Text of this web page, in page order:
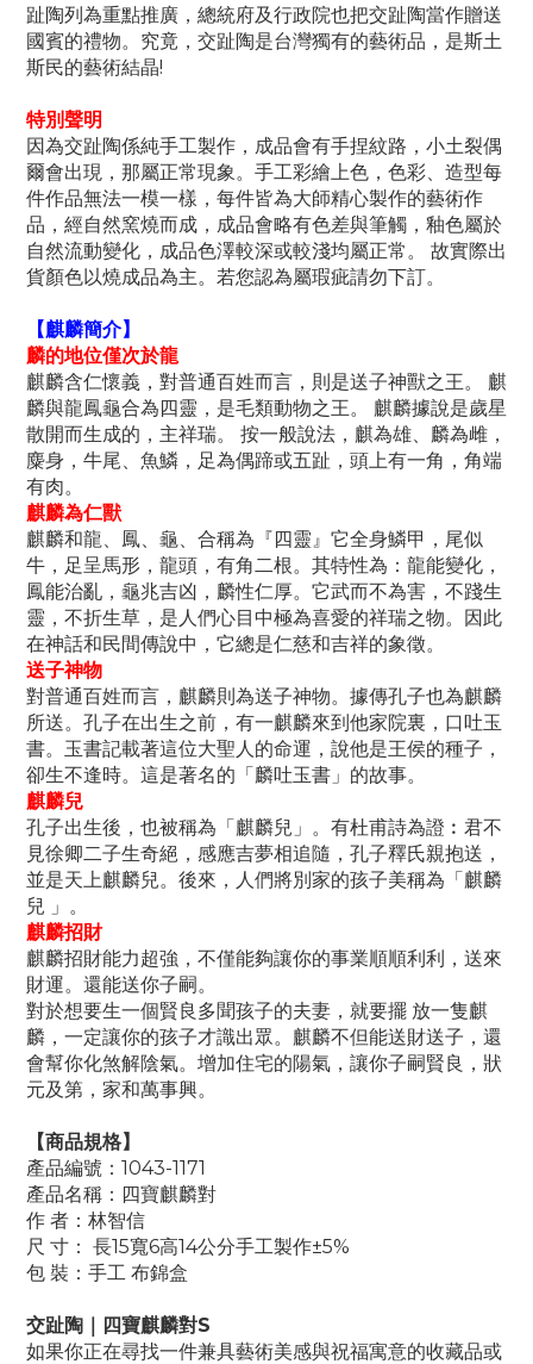
趾陶列為重點推廣，總統府及行政院也把交趾陶當作贈送
國賓的禮物。究竟，交趾陶是台灣獨有的藝術品，是斯土
斯民的藝術結晶!
特別聲明
因為交趾陶係純手工製作，成品會有手捏紋路，小土裂偶
爾會出現，那屬正常現象。手工彩繪上色，色彩、造型每
件作品無法一模一樣，每件皆為大師精心製作的藝術作
品，經自然窯燒而成，成品會略有色差與筆觸，釉色屬於
自然流動變化，成品色澤較深或較淺均屬正常。 故實際出
貨顏色以燒成品為主。若您認為屬瑕疵請勿下訂。
【麒麟簡介】
麟的地位僅次於龍
麒麟含仁懷義，對普通百姓而言，則是送子神獸之王。 麒
麟與龍鳳龜合為四靈，是毛類動物之王。 麒麟據說是歲星
散開而生成的，主祥瑞。 按一般說法，麒為雄、麟為雌，
麋身，牛尾、魚鱗，足為偶蹄或五趾，頭上有一角，角端
有肉。
麒麟為仁獸
麒麟和龍、鳳、龜、合稱為『四靈』它全身鱗甲，尾似
牛，足呈馬形，龍頭，有角二根。其特性為：龍能變化，
鳳能治亂，龜兆吉凶，麟性仁厚。它武而不為害，不踐生
靈，不折生草，是人們心目中極為喜愛的祥瑞之物。因此
在神話和民間傳說中，它總是仁慈和吉祥的象徵。
送子神物
對普通百姓而言，麒麟則為送子神物。據傳孔子也為麒麟
所送。孔子在出生之前，有一麒麟來到他家院裏，口吐玉
書。玉書記載著這位大聖人的命運，說他是王侯的種子，
卻生不逢時。這是著名的「麟吐玉書」的故事。
麒麟兒
孔子出生後，也被稱為「麒麟兒」。有杜甫詩為證︰君不
見徐卿二子生奇絕，感應吉夢相追隨，孔子釋氏親抱送，
並是天上麒麟兒。後來，人們將別家的孩子美稱為「麒麟
兒 」。
麒麟招財
麒麟招財能力超強，不僅能夠讓你的事業順順利利，送來
財運。還能送你子嗣。
對於想要生一個賢良多聞孩子的夫妻，就要擺 放一隻麒
麟，一定讓你的孩子才識出眾。麒麟不但能送財送子，還
會幫你化煞解陰氣。增加住宅的陽氣，讓你子嗣賢良，狀
元及第，家和萬事興。
【商品規格】
產品編號：1043-1171
產品名稱：四寶麒麟對
作 者：林智信
尺 寸： 長15寬6高14公分手工製作±5%
包 裝：手工 布錦盒
交趾陶｜四寶麒麟對S
如果你正在尋找一件兼具藝術美感與祝福寓意的收藏品或